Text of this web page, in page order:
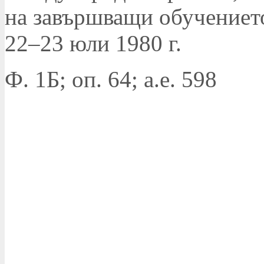
на завършващи
22–23 юли 1980 г.
Ф. 1Б; оп. 64; а.е. 598